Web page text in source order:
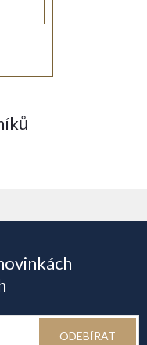
ODEBÍRAT